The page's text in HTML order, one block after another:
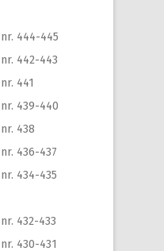
444-445
442-443
441
439-440
438
436-437
434-435
432-433
430-431